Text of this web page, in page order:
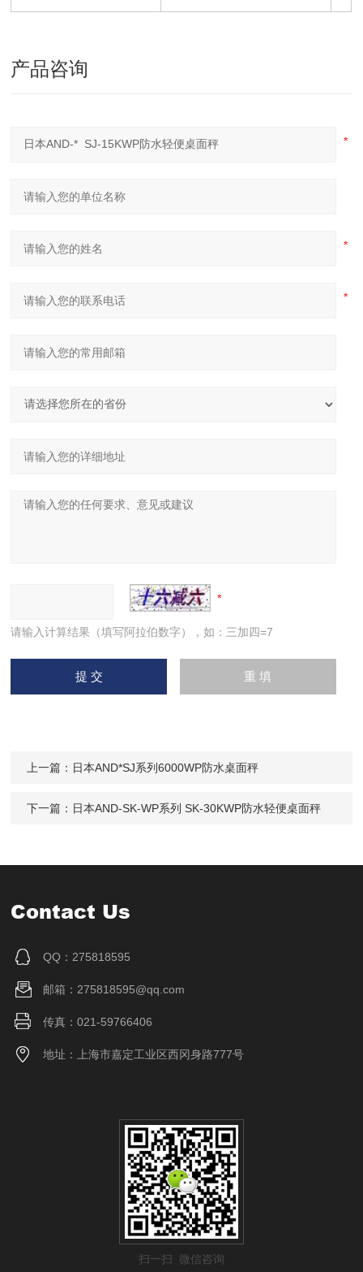
产品咨询
请输入计算结果（填写阿拉伯数字），如：三加四=7
上一篇： 日本AND*SJ系列6000WP防水桌面秤
下一篇： 日本AND-SK-WP系列 SK-30KWP防水轻便桌面秤
Contact Us
QQ：275818595
邮箱：275818595@qq.com
传真：021-59766406
地址：上海市嘉定工业区西冈身路777号
扫一扫 微信咨询